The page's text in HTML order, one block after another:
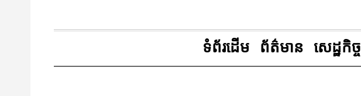
ទំព័រដើម ព័ត៌មាន សេដ្ឋកិច្ច